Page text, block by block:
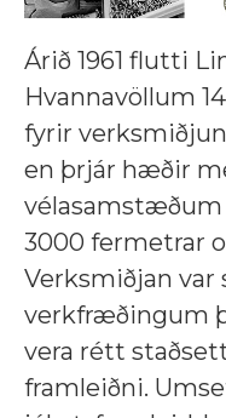
Árið 1961 flutti
Hvannavöllum
fyrir
en þrjár hæðir
vélasamstæðum
3000 fermetrar
Verksmiðjan var
verkfræðingum
vera rétt
framleiðni.